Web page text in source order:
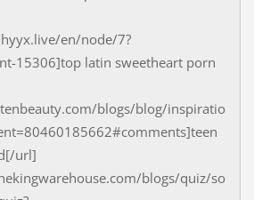
en/node/7?
15306]top latin sweetheart porn
blogs/blog/inspiratio
url]
blogs/quiz/so